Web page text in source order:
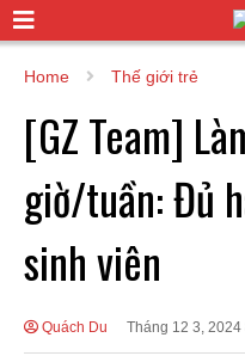
Home Thế giới trẻ
[GZ Team]
giờ/tuần: Đủ
sinh viên
Quách Du Tháng 12 3, 2024